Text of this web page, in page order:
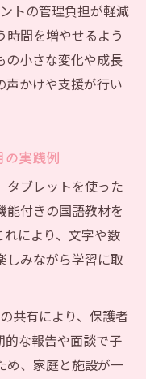
トの管理負担が軽減
間を増やせるよう
の小さな変化や成長
声かけや支援が行い
実践例
タブレットを使った
能付きの国語教材を
により、文字や数
しみながら学習に取
共有により、保護者
的な報告や面談で子
め、家庭と施設が一